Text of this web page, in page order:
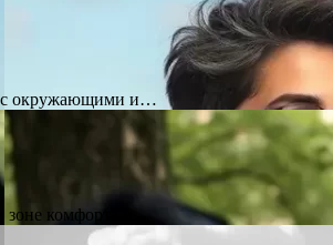
с окружающими и…
зоне комфорта и…